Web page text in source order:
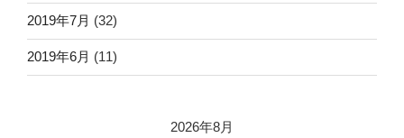
2019年7月 (32)
2019年6月 (11)
2026年8月